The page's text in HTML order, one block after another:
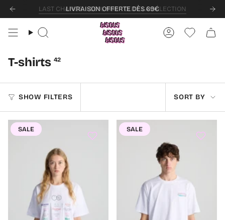
Skip
LIVRAISON OFFERTE DÈS 69€
Search AccountWishlist
T-shirts 42
SHOW FILTERS
Sort
by
SORT BY
SALE SALE